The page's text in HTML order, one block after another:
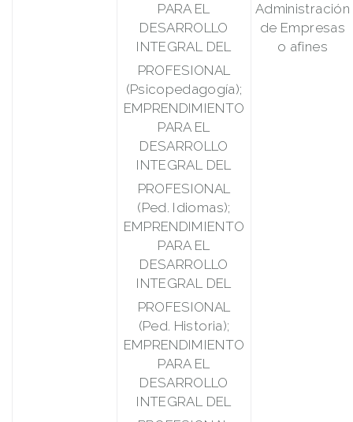
PARA EL
DESARROLLO
INTEGRAL DEL
PROFESIONAL
(Psicopedagogía);
EMPRENDIMIENTO
PARA EL
DESARROLLO
INTEGRAL DEL
PROFESIONAL
(Ped. Idiomas);
EMPRENDIMIENTO
PARA EL
DESARROLLO
INTEGRAL DEL
PROFESIONAL
(Ped. Historia);
EMPRENDIMIENTO
PARA EL
DESARROLLO
INTEGRAL DEL
Administración
de Empresas
o afines